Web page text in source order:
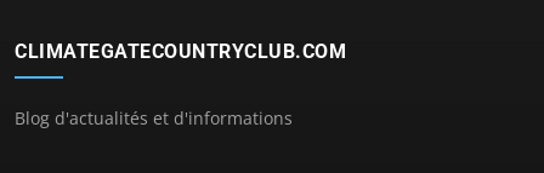
CLIMATEGATECOUNTRYCLUB.COM
Blog d'actualités et d'informations